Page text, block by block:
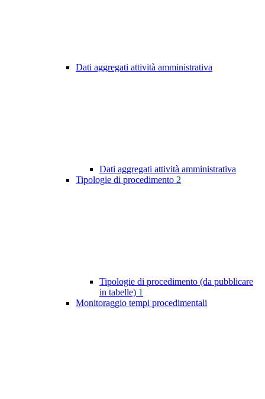
Dati aggregati attività amministrativa
Dati aggregati attività amministrativa
Tipologie di procedimento 2
Tipologie di procedimento (da pubblicare
in tabelle) 1
Monitoraggio tempi procedimentali